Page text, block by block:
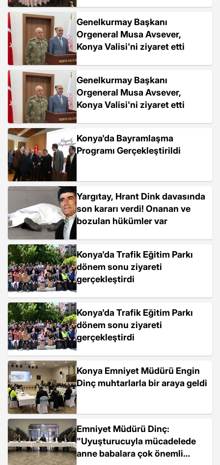
Genelkurmay Başkanı
Orgeneral Musa Avsever,
Konya Valisi'ni ziyaret etti
Genelkurmay Başkanı
Orgeneral Musa Avsever,
Konya Valisi'ni ziyaret etti
Konya'da Bayramlaşma
Programı Gerçekleştirildi
Yargıtay, Hrant Dink davasında
son kararı verdi! Onanan ve
bozulan hükümler var
Konya'da Trafik Eğitim Parkı
dönem sonu ziyareti
gerçekleştirdi
Konya'da Trafik Eğitim Parkı
dönem sonu ziyareti
gerçekleştirdi
Konya Emniyet Müdürü Engin
Dinç muhtarlarla bir araya geldi
Emniyet Müdürü Dinç:
"Uyuşturucuyla mücadelede
anne babalara çok önemli